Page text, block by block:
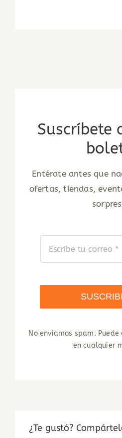
Suscríbete
Entérate antes que
ofertas, tiendas,
No enviamos spam.
en cualquier
¿Te gustó?